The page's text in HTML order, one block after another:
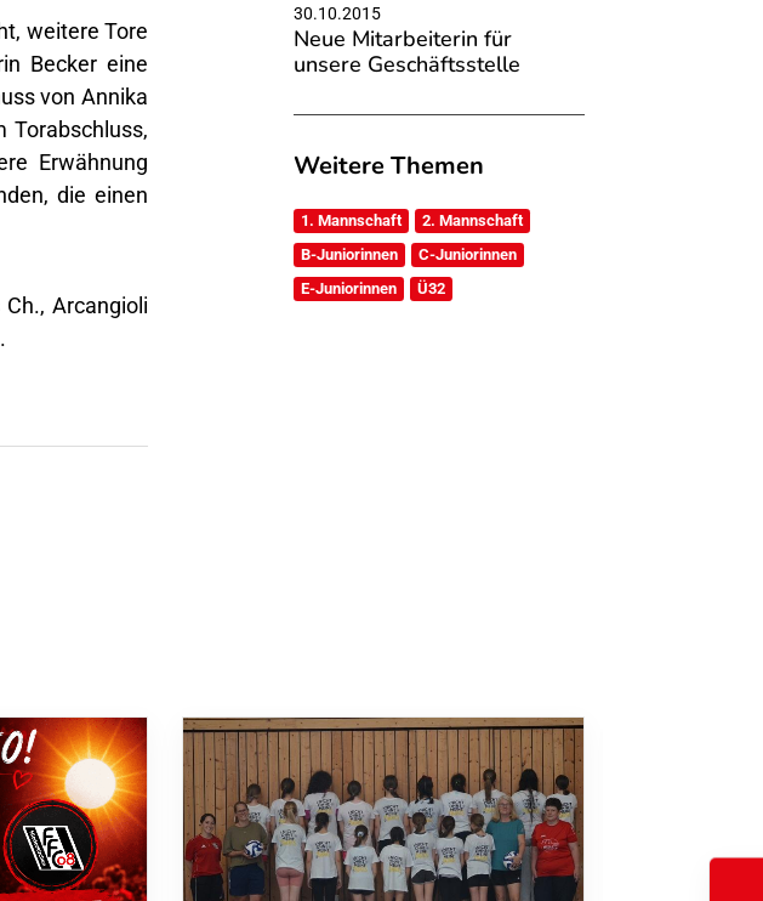
weitere Tore
Becker eine
von Annika
Torabschluss,
Erwähnung
die einen
Arcangioli
30.10.2015
Neue Mitarbeiterin für
unsere Geschäftsstelle
Weitere Themen
1. Mannschaft
2. Mannschaft
B-Juniorinnen
C-Juniorinnen
E-Juniorinnen
Ü32